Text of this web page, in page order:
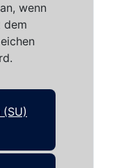
wenn
dem